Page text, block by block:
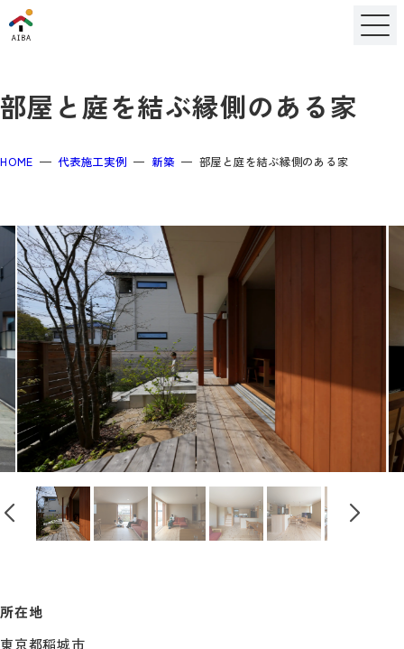
部屋と庭を結ぶ縁側のある家
HOME 代表施工実例 新築 部屋と庭を結ぶ縁側のある家
所在地
東京都稲城市